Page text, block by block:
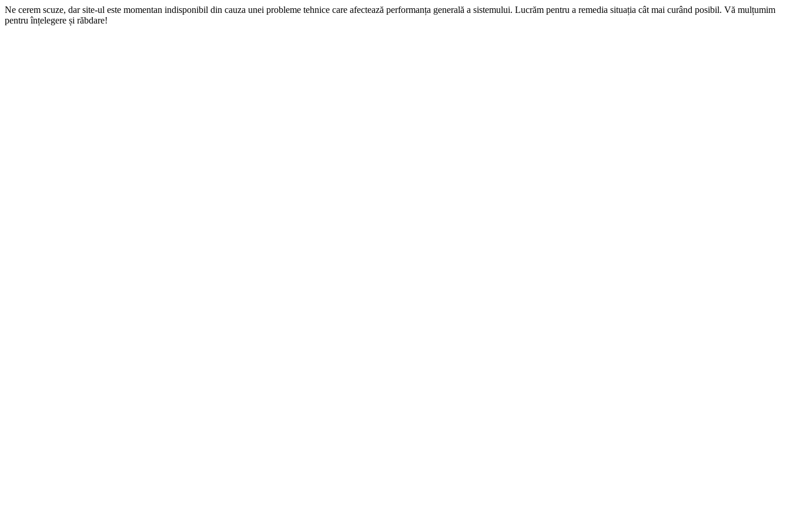
Ne cerem scuze, dar site-ul este momentan indisponibil din cauza unei probleme tehnice care afectează performanța generală a sistemului. Lucrăm pentru a remedia situația cât mai curând posibil. Vă mulțumim
pentru înțelegere și răbdare!